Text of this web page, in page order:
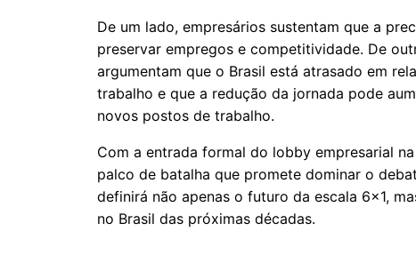
De um lado, empresários sustentam que a
preservar empregos e competitividade. De
argumentam que o Brasil está atrasado em
trabalho e que a redução da jornada pode
novos postos de trabalho.
Com a entrada formal do lobby empresarial
palco de batalha que promete dominar o
definirá não apenas o futuro da escala 6x1,
no Brasil das próximas décadas.